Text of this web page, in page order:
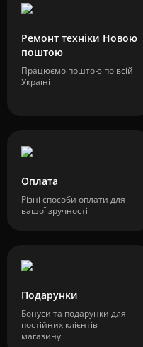
Ремонт техніки Новою
поштою
Працюємо поштою по всій
Україні
Оплата
Різні способи оплати для
вашої зручності
Подарунки
Бонуси та подарунки для
постійних клієнтів
магазину